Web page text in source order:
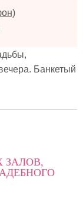
)
Банкетый
ЗАЛОВ,